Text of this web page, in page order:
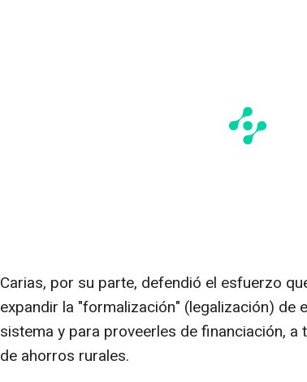
Carias, por su parte, defendió el esfuerzo
expandir la "formalización" (legalización) de
sistema y para proveerles de financiación,
de ahorros rurales.